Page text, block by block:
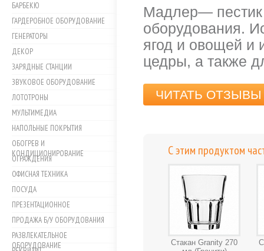
БАРБЕКЮ
ГАРДЕРОБНОЕ ОБОРУДОВАНИЕ
ГЕНЕРАТОРЫ
ДЕКОР
ЗАРЯДНЫЕ СТАНЦИИ
ЗВУКОВОЕ ОБОРУДОВАНИЕ
ЛОТОТРОНЫ
МУЛЬТИМЕДИА
НАПОЛЬНЫЕ ПОКРЫТИЯ
ОБОГРЕВ И
КОНДИЦИОНИРОВАНИЕ
ОГРАЖДЕНИЯ
ОФИСНАЯ ТЕХНИКА
ПОСУДА
ПРЕЗЕНТАЦИОННОЕ
ПРОДАЖА Б/У ОБОРУДОВАНИЯ
РАЗВЛЕКАТЕЛЬНОЕ
ОБОРУДОВАНИЕ
Мадлер— пестик
оборудования.
ягод и овощей и
цедры, а также
ЧИТАТЬ ОТЗЫВЫ
С этим продуктом
Стакан Granity 270